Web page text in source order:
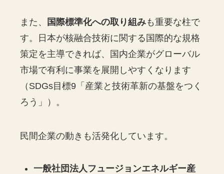
また、 国際標準化への取り組みも重要な柱で
す。日本が核融合技術に関する国際的な規格
策定を主導できれば、国内企業がグローバル
市場で有利に事業を展開しやすくなります
（SDGs目標9「産業と技術革新の基盤をつく
ろう」）。
民間企業の動きも活発化しています。
一般社団法人フュージョンエネルギー産